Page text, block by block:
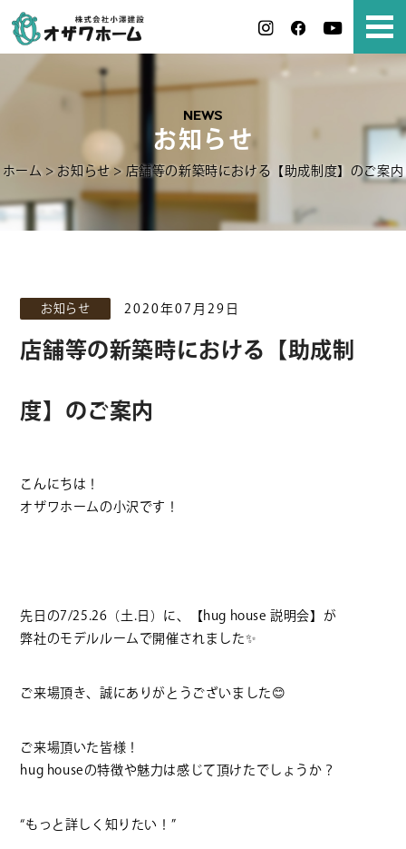
NEWS
お知らせ
ホーム > お知らせ> 店舗等の新築時における【助成制度】のご案内
お知らせ 2020年07月29日
店舗等の新築時における【助成制
度】のご案内
こんにちは！
オザワホームの小沢です！
先日の7/25.26（土.日）に、【hug house 説明会】が
弊社のモデルルームで開催されました✨
ご来場頂き、誠にありがとうございました 😊
ご来場頂いた皆様！
hug houseの特徴や魅力は感じて頂けたでしょうか？
“もっと詳しく知りたい！”